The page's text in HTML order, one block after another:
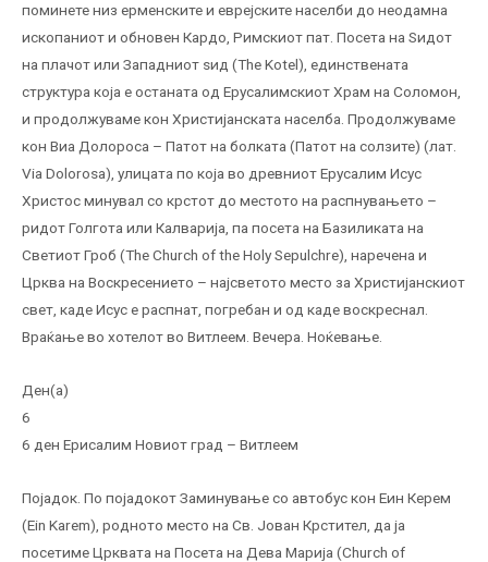
поминете низ ерменските и еврејските населби до неодамна
ископаниот и обновен Кардо, Римскиот пат. Посета на Ѕидот
на плачот или Западниот ѕид (The Kotel), единствената
структура која е останата од Ерусалимскиот Храм на Соломон,
и продолжуваме кон Христијанската населба. Продолжуваме
кон Виа Долороса – Патот на болката (Патот на солзите) (лат.
Via Dolorosa), улицата по која во древниот Ерусалим Исус
Христос минувал со крстот до местото на распнувањето –
ридот Голгота или Калварија, па посета на Базиликата на
Светиот Гроб (The Church of the Holy Sepulchre), наречена и
Црква на Воскресението – најсветото место за Христијанскиот
свет, каде Исус е распнат, погребан и од каде воскреснал.
Враќање во хотелот во Витлеем. Вечера. Ноќевање.
Ден(а)
6
6 ден Ерисалим Новиот град – Витлеем
Појадок. По појадокот Заминување со автобус кон Еин Керем
(Ein Karem), родното место на Св. Јован Крстител, да ја
посетиме Црквата на Посета на Дева Марија (Church of